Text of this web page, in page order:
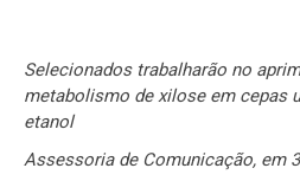
Selecionados trabalharão no
metabolismo de xilose em cepas
etanol
Assessoria de Comunicação, em